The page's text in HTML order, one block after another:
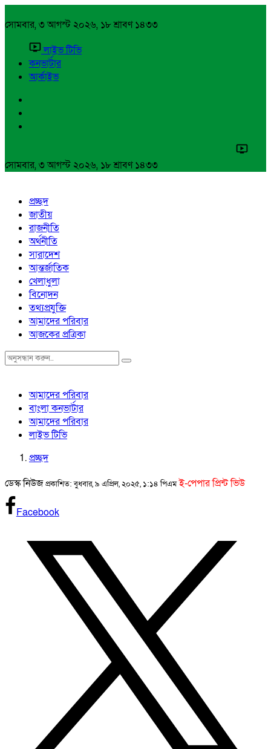
সোমবার, ৩ আগস্ট ২০২৬, ১৮ শ্রাবণ ১৪৩৩
লাইভ টিভি
কনভার্টার
আর্কাইভ
সোমবার, ৩ আগস্ট ২০২৬, ১৮ শ্রাবণ ১৪৩৩
প্রচ্ছদ
জাতীয়
রাজনীতি
অর্থনীতি
সারাদেশ
আন্তর্জাতিক
খেলাধুলা
বিনোদন
তথ্যপ্রযুক্তি
আমাদের পরিবার
আজকের প্রত্রিকা
আমাদের পরিবার
বাংলা কনভার্টার
আমাদের পরিবার
লাইভ টিভি
প্রচ্ছদ
ডেস্ক নিউজপ্রকাশিত: বুধবার, ৯ এপ্রিল, ২০২৫, ১:১৪ পিএম ই-পেপার প্রিন্ট ভিউ
Facebook